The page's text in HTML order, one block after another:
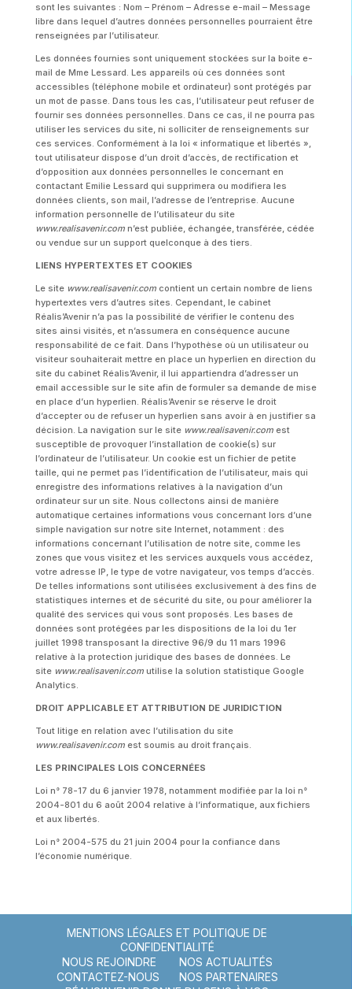
sont les suivantes : Nom – Prénom – Adresse e-mail – Message
libre dans lequel d’autres données personnelles pourraient être
renseignées par l’utilisateur.
Les données fournies sont uniquement stockées sur la boite e-
mail de Mme Lessard. Les appareils où ces données sont
accessibles (téléphone mobile et ordinateur) sont protégés par
un mot de passe. Dans tous les cas, l’utilisateur peut refuser de
fournir ses données personnelles. Dans ce cas, il ne pourra pas
utiliser les services du site, ni solliciter de renseignements sur
ces services. Conformément à la loi « informatique et libertés »,
tout utilisateur dispose d’un droit d’accès, de rectification et
d’opposition aux données personnelles le concernant en
contactant Emilie Lessard qui supprimera ou modifiera les
données clients, son mail, l’adresse de l’entreprise. Aucune
information personnelle de l’utilisateur du site
www.realisavenir.com n’est publiée, échangée, transférée, cédée
ou vendue sur un support quelconque à des tiers.
LIENS HYPERTEXTES ET COOKIES
Le site www.realisavenir.com contient un certain nombre de liens
hypertextes vers d’autres sites. Cependant, le cabinet
Réalis’Avenir n’a pas la possibilité de vérifier le contenu des
sites ainsi visités, et n’assumera en conséquence aucune
responsabilité de ce fait. Dans l’hypothèse où un utilisateur ou
visiteur souhaiterait mettre en place un hyperlien en direction du
site du cabinet Réalis’Avenir, il lui appartiendra d’adresser un
email accessible sur le site afin de formuler sa demande de mise
en place d’un hyperlien. Réalis’Avenir se réserve le droit
d’accepter ou de refuser un hyperlien sans avoir à en justifier sa
décision. La navigation sur le site www.realisavenir.com est
susceptible de provoquer l’installation de cookie(s) sur
l’ordinateur de l’utilisateur. Un cookie est un fichier de petite
taille, qui ne permet pas l’identification de l’utilisateur, mais qui
enregistre des informations relatives à la navigation d’un
ordinateur sur un site. Nous collectons ainsi de manière
automatique certaines informations vous concernant lors d’une
simple navigation sur notre site Internet, notamment : des
informations concernant l’utilisation de notre site, comme les
zones que vous visitez et les services auxquels vous accédez,
votre adresse IP, le type de votre navigateur, vos temps d’accès.
De telles informations sont utilisées exclusivement à des fins de
statistiques internes et de sécurité du site, ou pour améliorer la
qualité des services qui vous sont proposés. Les bases de
données sont protégées par les dispositions de la loi du 1er
juillet 1998 transposant la directive 96/9 du 11 mars 1996
relative à la protection juridique des bases de données. Le
site www.realisavenir.comutilise la solution statistique Google
Analytics.
DROIT APPLICABLE ET ATTRIBUTION DE JURIDICTION
Tout litige en relation avec l’utilisation du site
www.realisavenir.com est soumis au droit français.
LES PRINCIPALES LOIS CONCERNÉES
Loi n° 78-17 du 6 janvier 1978, notamment modifiée par la loi n°
2004-801 du 6 août 2004 relative à l’informatique, aux fichiers
et aux libertés.
Loi n° 2004-575 du 21 juin 2004 pour la confiance dans
l’économie numérique.
MENTIONS LÉGALES ET POLITIQUE DE
CONFIDENTIALITÉ
NOUS REJOINDRE
NOS ACTUALITÉS
CONTACTEZ-NOUS
NOS PARTENAIRES